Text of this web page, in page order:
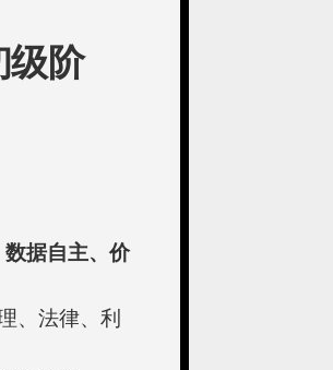
级阶
据自主、价
、法律、利